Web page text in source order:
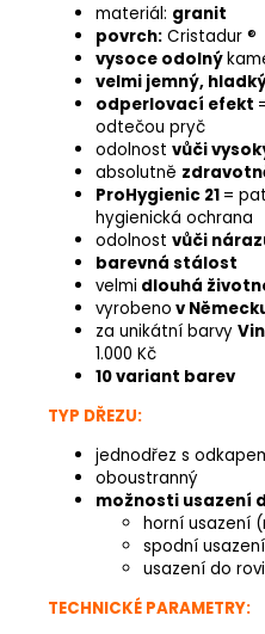
materiál: granit
povrch: Cristadur ®
vysoce odolný
velmi jemný,
odperlovací efekt
odtečou pryč
odolnost vůči
absolutně
ProHygienic 21 =
hygienická ochrana
odolnost vůči
barevná stálost
velmi dlouhá
vyrobeno v
za unikátní barvy
1.000 Kč
10 variant barev
TYP DŘEZU:
jednodřez s
oboustranný
možnosti usazení
horní usazení
spodní
usazení do
TECHNICKÉ PARAMETRY: